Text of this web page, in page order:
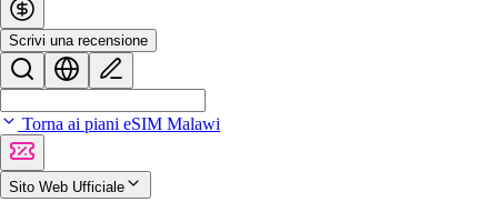
Scrivi una recensione
Torna ai piani eSIM Malawi
Sito Web Ufficiale